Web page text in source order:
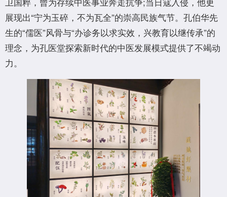
展现出“宁为玉碎，不为瓦全”的崇高民族气节。孔伯华先
生的“儒医”风骨与“办诊务以求实效，兴教育以继传承”的
理念，为孔医堂探索新时代的中医发展模式提供了不竭动
力。